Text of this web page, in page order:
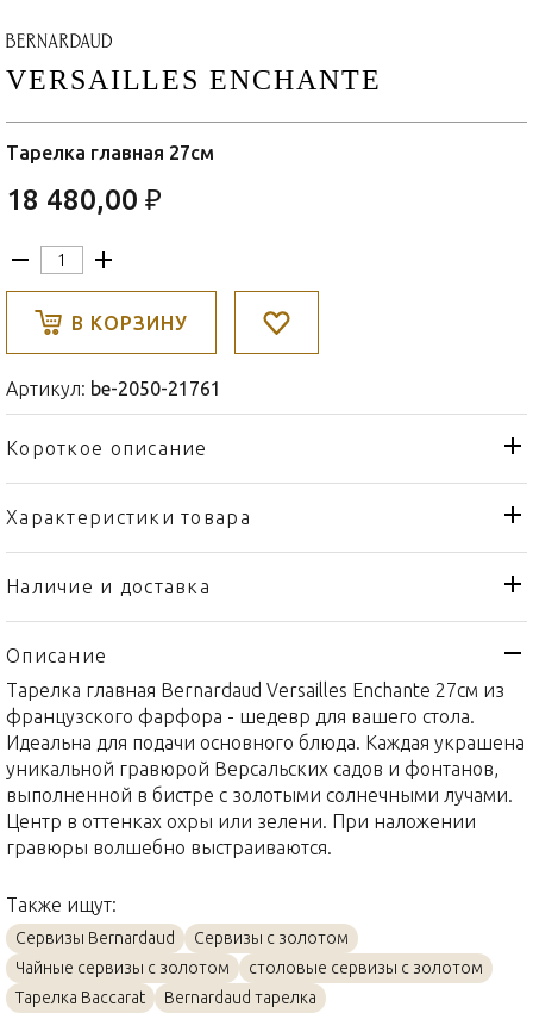
VERSAILLES ENCHANTE
Тарелка главная 27см
18 480,00 ₽
В КОРЗИНУ
Артикул: be-2050-21761
Короткое описание
Характеристики товара
Тип товара
Тарелка
Бренд
Коллекция
Versailles Enchante
Страна производителя
Материал
Золото, Фарфор
Объем / Размер
27см
Наличие и доставка
Описание
Тарелка главная Bernardaud Versailles Enchante 27см из
французского фарфора - шедевр для вашего стола.
Идеальна для подачи основного блюда. Каждая украшена
уникальной гравюрой Версальских садов и фонтанов,
выполненной в бистре с золотыми солнечными лучами.
Центр в оттенках охры или зелени. При наложении
гравюры волшебно выстраиваются.
Также ищут:
Сервизы Bernardaud
Сервизы с золотом
Чайные сервизы с золотом
столовые сервизы с золотом
Тарелка Baccarat
Bernardaud тарелка